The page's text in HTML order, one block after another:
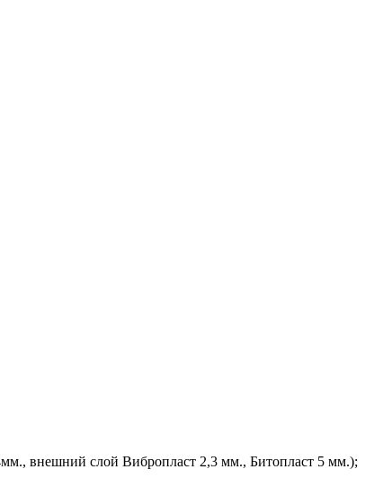
внешний слой Вибропласт 2,3 мм., Битопласт 5 мм.);